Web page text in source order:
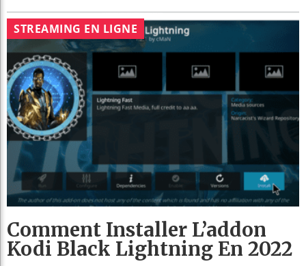
STREAMING EN LIGNE
Comment Installer L’addon
Kodi Black Lightning En 2022